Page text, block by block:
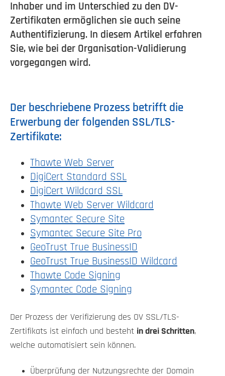
Inhaber und im Unterschied zu den DV-
Zertifikaten ermöglichen sie auch seine
Authentifizierung. In diesem Artikel erfahren
Sie, wie bei der Organisation-Validierung
vorgegangen wird.
Der beschriebene Prozess betrifft die
Erwerbung der folgenden SSL/TLS-
Zertifikate:
Thawte Web Server
DigiCert Standard SSL
DigiCert Wildcard SSL
Thawte Web Server Wildcard
Symantec Secure Site
Symantec Secure Site Pro
GeoTrust True BusinessID
GeoTrust True BusinessID Wildcard
Thawte Code Signing
Symantec Code Signing
Der Prozess der Verifizierung des OV SSL/TLS-
Zertifikats ist einfach und besteht in drei Schritten,
welche automatisiert sein können.
Überprüfung der Nutzungsrechte der Domain